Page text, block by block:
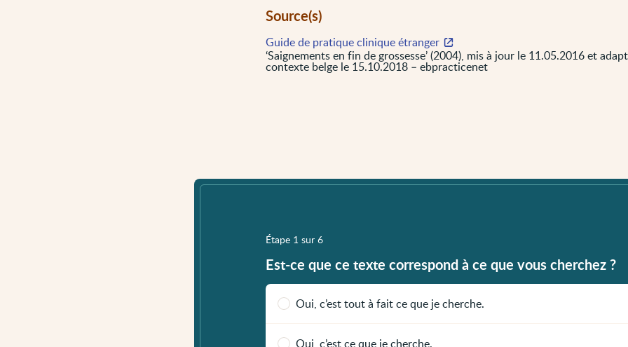
Source(s)
Guide de pratique clinique étranger
‘Saignements en fin de grossesse’ (2004), mis à jour le 11.05.2016 et
contexte belge le 15.10.2018 – ebpracticenet
Étape 1 sur 6
Est-ce que ce texte correspond à ce que vous cherchez ?
Oui, c’est tout à fait ce que je cherche.
Oui, c’est ce que je cherche.